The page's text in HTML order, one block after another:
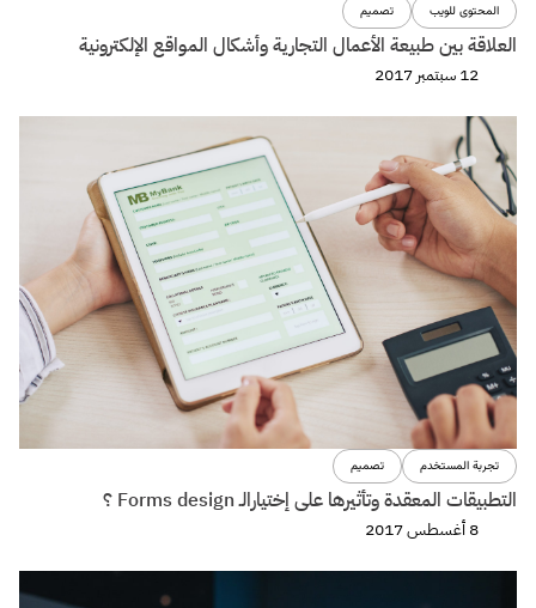
المحتوى للويب تصميم
العلاقة بين طبيعة الأعمال التجارية وأشكال المواقع الإلكترونية
12 سبتمبر 2017
تجربة المستخدم تصميم
التطبيقات المعقدة وتأثيرها على إختيارالـ Forms design ؟
8 أغسطس 2017